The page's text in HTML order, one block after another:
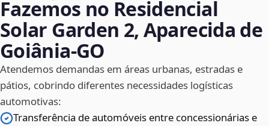
Fazemos no Residencial
Solar Garden 2, Aparecida de
Goiânia‑GO
Atendemos demandas em áreas urbanas, estradas e
pátios, cobrindo diferentes necessidades logísticas
automotivas:
Transferência de automóveis entre concessionárias e